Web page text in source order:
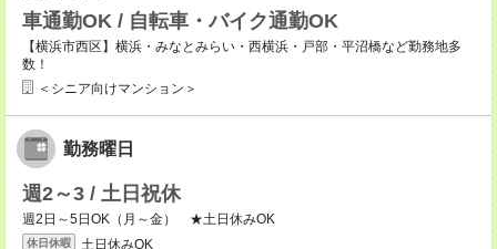
車通勤OK / 自転車・バイク通勤OK
【横浜市西区】横浜・みなとみらい・西横浜・戸部・平沼橋など勤務地多
数！
＜シニア向けマンション＞
勤務曜日
週2～3 / 土日祝休
週2日～5日OK（月～金） ★土日休みOK
休日休暇 土日休みOK